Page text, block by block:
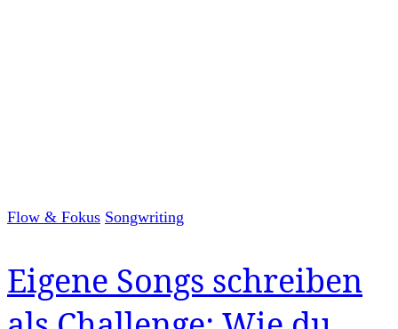
Flow & Fokus Songwriting
Eigene Songs schreiben